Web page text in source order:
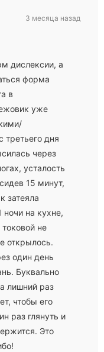
дислексии, а
форма
в
уже
третьего дня
через
усталость
15 минут,
затеяла
на кухне,
не
открылось.
один день
Буквально
лишний раз
чтобы его
раз глянуть и
Это
3 месяца назад